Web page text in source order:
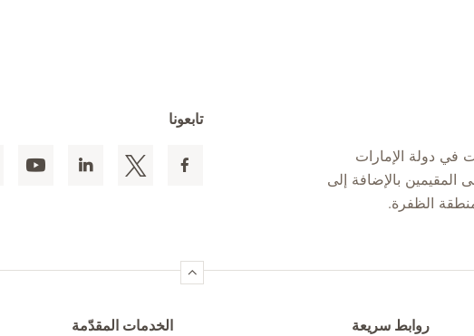
في دولة الإمارات
من 900 سرير للمرضى المقيمين بالإضافة إلى
تابعونا
روابط سريعة الخدمات المقدّمة